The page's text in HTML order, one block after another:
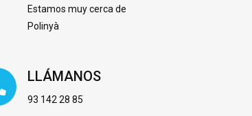
Estamos muy cerca de
Polinyà
LLÁMANOS
93 142 28 85